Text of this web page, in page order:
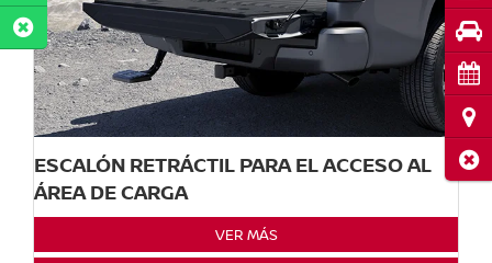
ESCALÓN RETRÁCTIL PARA EL ACCESO AL
ÁREA DE CARGA
VER MÁS